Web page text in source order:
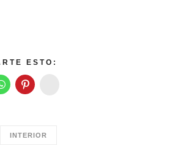
ESTO:
INTERIOR